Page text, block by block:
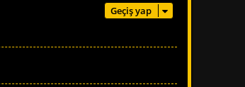
Geçiş yap